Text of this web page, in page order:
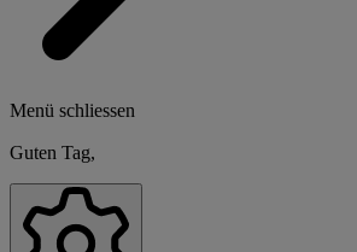
Menü schliessen
Guten Tag,